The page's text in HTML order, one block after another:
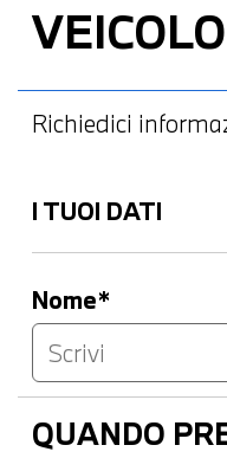
VEICOLO
Richiedici
I TUOI DATI
Nome*
QUANDO